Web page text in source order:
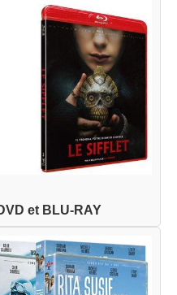
et BLU-RAY